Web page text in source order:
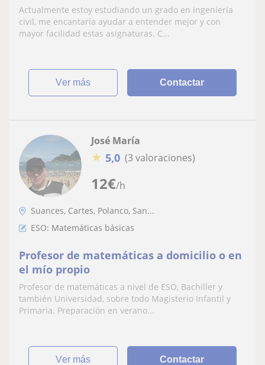
Actualmente estoy estudiando un grado en ingeniería
civil, me encantaría ayudar a entender mejor y con
mayor facilidad estas asignaturas. C...
ver más Contactar
12€/h
José María
★ 5,0 (3 valoraciones)
Suances, Cartes, Polanco, San...
ESO: Matemáticas básicas
Profesor de matemáticas a domicilio o en
el mío propio
Profesor de matemáticas a nivel de ESO, Bachiller y
también Universidad, sobre todo Magisterio Infantil y
Primaria. Preparación en verano...
ver más Contactar